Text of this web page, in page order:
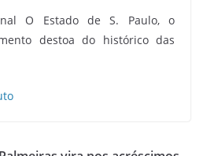
O Estado de S. Paulo, o
destoa do histórico das